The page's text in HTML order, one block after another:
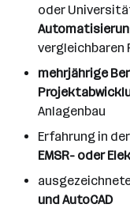
oder
vergleichbaren
mehrjährige
Anlagenbau
Erfahrung in der
EMSR- oder
und AutoCAD